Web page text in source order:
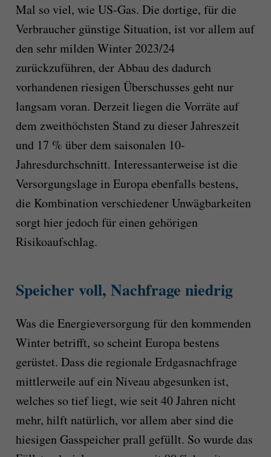
Mal so viel, wie US-Gas. Die dortige, für die
Verbraucher günstige Situation, ist vor allem auf
den sehr milden Winter 2023/24
zurückzuführen, der Abbau des dadurch
vorhandenen riesigen Überschusses geht nur
langsam voran. Derzeit liegen die Vorräte auf
dem zweithöchsten Stand zu dieser Jahreszeit
und 17 % über dem saisonalen 10-
Jahresdurchschnitt. Interessanterweise ist die
Versorgungslage in Europa ebenfalls bestens,
die Kombination verschiedener Unwägbarkeiten
sorgt hier jedoch für einen gehörigen
Risikoaufschlag.
Speicher voll, Nachfrage niedrig
Was die Energieversorgung für den kommenden
Winter betrifft, so scheint Europa bestens
gerüstet. Dass die regionale Erdgasnachfrage
mittlerweile auf ein Niveau abgesunken ist,
welches so tief liegt, wie seit 40 Jahren nicht
mehr, hilft natürlich, vor allem aber sind die
hiesigen Gasspeicher prall gefüllt. So wurde das